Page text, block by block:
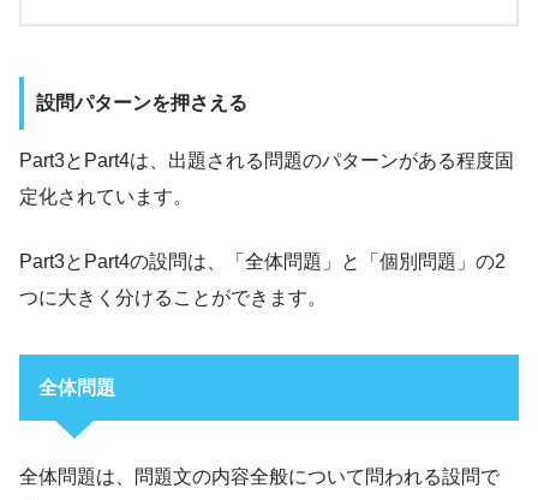
設問パターンを押さえる
Part3とPart4は、出題される問題のパターンがある程度固
定化されています。
Part3とPart4の設問は、「全体問題」と「個別問題」の2
つに大きく分けることができます。
全体問題
全体問題は、問題文の内容全般について問われる設問で